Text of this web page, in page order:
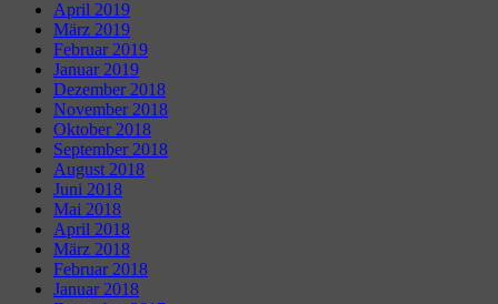
April 2019
März 2019
Februar 2019
Januar 2019
Dezember 2018
November 2018
Oktober 2018
September 2018
August 2018
Juni 2018
Mai 2018
April 2018
März 2018
Februar 2018
Januar 2018